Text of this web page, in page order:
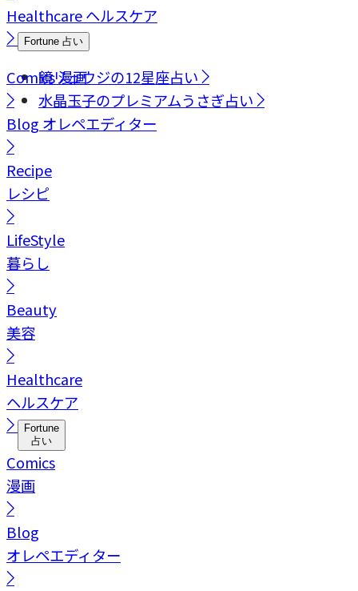
Healthcareヘルスケア
Fortune 占い
鏡リュウジの12星座占い
水晶玉子のプレミアムうさぎ占い
Comics漫画
Blog オレペエディター
Recipe
レシピ
LifeStyle
暮らし
Beauty
美容
Healthcare
ヘルスケア
Fortune
占い
Comics
漫画
Blog
オレペエディター